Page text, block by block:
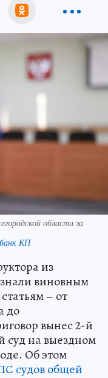
области за
КП
из
виновным
– от
до
вынес 2-й
суд на выездном
Об этом
судов общей